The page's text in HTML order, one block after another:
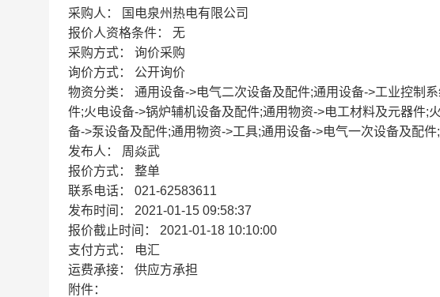
采购人：
国电泉州热电有限公司
报价人资格条件：
无
采购方式：
询价采购
询价方式：
公开询价
物资分类：
通用设备->电气二次设备及配件;通用设备->工业控制
件;火电设备->锅炉辅机设备及配件;通用物资->电工材料及元器件;
备->泵设备及配件;通用物资->工具;通用设备->电气一次设备及配件;
发布人：
周焱武
报价方式：
整单
联系电话：
021-62583611
发布时间：
2021-01-15 09:58:37
报价截止时间：
2021-01-18 10:10:00
支付方式：
电汇
运费承接：
供应方承担
附件：